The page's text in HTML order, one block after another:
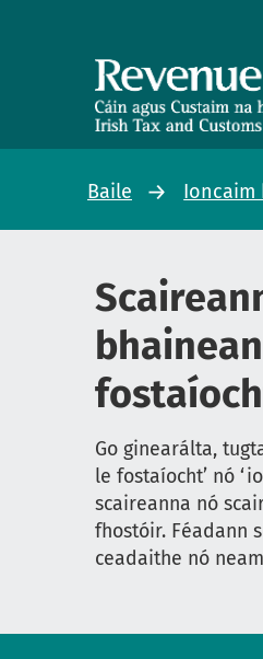
Baile Ioncaim
Go ginearálta,
le fostaíocht’ nó
scaireanna nó
fhostóir. Féadann
ceadaithe nó